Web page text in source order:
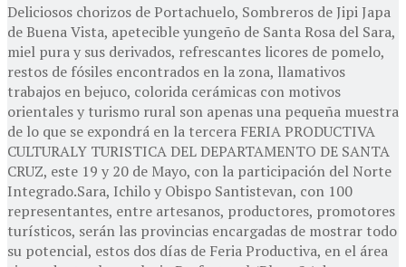
Deliciosos chorizos de Portachuelo, Sombreros de Jipi Japa
de Buena Vista, apetecible yungeño de Santa Rosa del Sara,
miel pura y sus derivados, refrescantes licores de pomelo,
restos de fósiles encontrados en la zona, llamativos
trabajos en bejuco, colorida cerámicas con motivos
orientales y turismo rural son apenas una pequeña muestra
de lo que se expondrá en la tercera FERIA PRODUCTIVA
CULTURALY TURISTICA DEL DEPARTAMENTO DE SANTA
CRUZ, este 19 y 20 de Mayo, con la participación del Norte
Integrado.Sara, Ichilo y Obispo Santistevan, con 100
representantes, entre artesanos, productores, promotores
turísticos, serán las provincias encargadas de mostrar todo
su potencial, estos dos días de Feria Productiva, en el área